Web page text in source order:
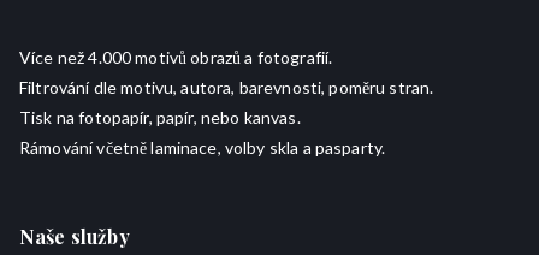
Více než 4.000 motivů obrazů a fotografií.
Filtrování dle motivu, autora, barevnosti, poměru stran.
Tisk na fotopapír, papír, nebo kanvas.
Rámování včetně laminace, volby skla a pasparty.
Naše služby